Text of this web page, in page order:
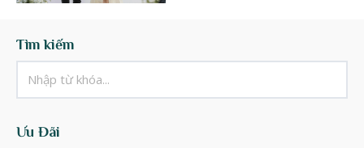
Tìm kiếm
Ưu Đãi